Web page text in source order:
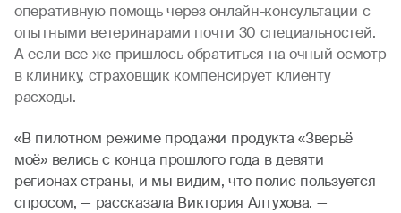
оперативную помощь через онлайн-консультации с
опытными ветеринарами почти 30 специальностей.
А если все же пришлось обратиться на очный осмотр
в клинику, страховщик компенсирует клиенту
расходы.
«В пилотном режиме продажи продукта «Зверьё
моё» велись с конца прошлого года в девяти
регионах страны, и мы видим, что полис пользуется
спросом, — рассказала Виктория Алтухова. —